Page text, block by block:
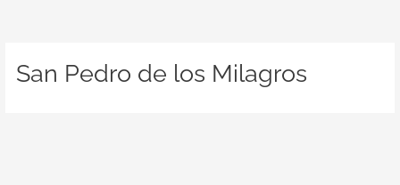
San Pedro de los Milagros